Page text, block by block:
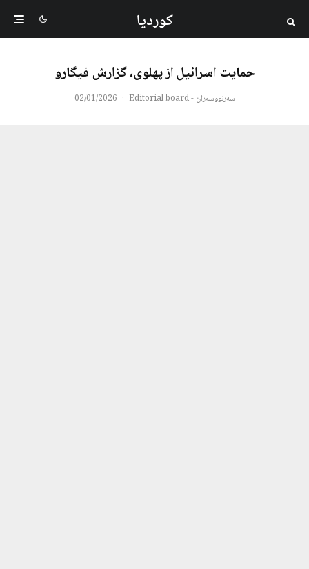
کوردیا
حمایت اسرائیل از پهلوی، گزارش فیگارو
سەرنووسەران - Editorial board ·
02/01/2026